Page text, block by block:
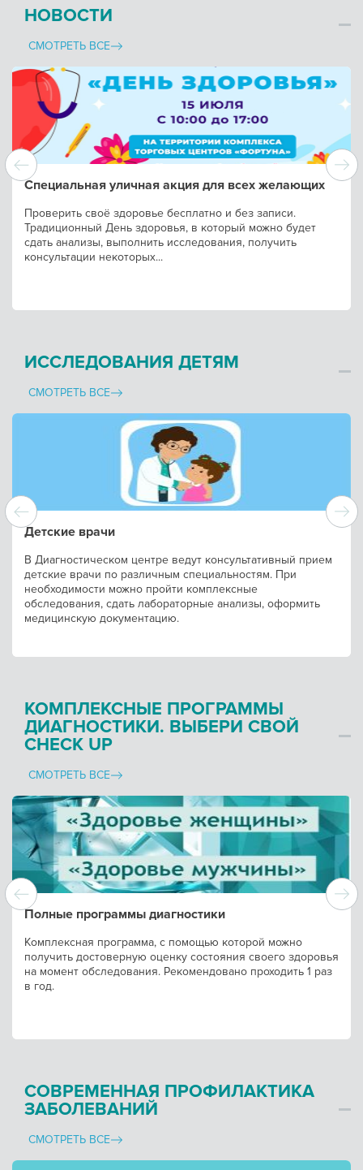
НОВОСТИ
СМОТРЕТЬ ВСЕ
Специальная уличная акция для всех желающих
Проверить своё здоровье бесплатно и без записи.
Традиционный День здоровья, в который можно будет
сдать анализы, выполнить исследования, получить
консультации некоторых...
ИССЛЕДОВАНИЯ ДЕТЯМ
СМОТРЕТЬ ВСЕ
Детские врачи
В Диагностическом центре ведут консультативный прием
детские врачи по различным специальностям. При
необходимости можно пройти комплексные
обследования, сдать лабораторные анализы, оформить
медицинскую документацию.
КОМПЛЕКСНЫЕ ПРОГРАММЫ
ДИАГНОСТИКИ. ВЫБЕРИ СВОЙ
CHECK UP
СМОТРЕТЬ ВСЕ
Полные программы диагностики
Комплексная программа, с помощью которой можно
получить достоверную оценку состояния своего здоровья
на момент обследования. Рекомендовано проходить 1 раз
в год.
СОВРЕМЕННАЯ ПРОФИЛАКТИКА
ЗАБОЛЕВАНИЙ
СМОТРЕТЬ ВСЕ